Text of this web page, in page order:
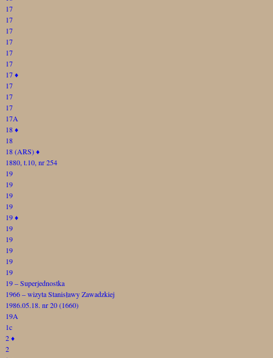
17
17
17
17
17
17
17♦
17
17
17
17A
18♦
18
18 (ARS)♦
1880, t.10, nr 254
19
19
19
19
19♦
19
19
19
19
19
19 – Superjednostka
1966 – wizyta Stanisławy Zawadzkiej
1986.05.18. nr 20 (1660)
19A
1c
2♦
2